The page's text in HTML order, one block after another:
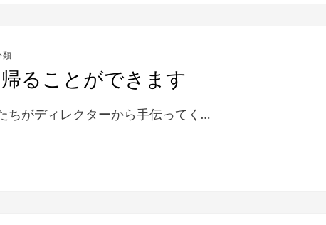
類
ることができます
ちがディレクターから手伝ってく…